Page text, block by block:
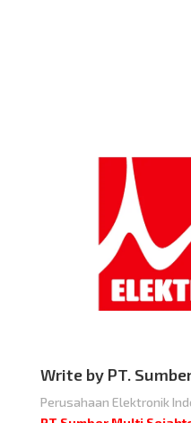
Write by PT.
Perusahaan Elektronik